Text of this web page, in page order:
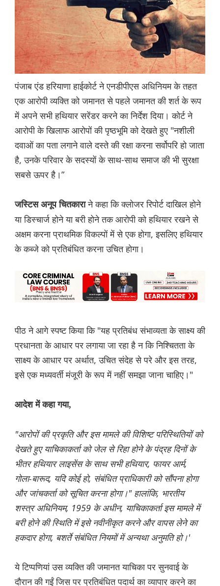
पंजाब एंड हरियाणा हाईकोर्ट ने एनडीपीएस अधिनियम के तहत
एक आरोपी व्यक्ति को जमानत से पहले जमानत की शर्त के रूप
में अपने सभी हथियार सरेंडर करने का निर्देश दिया। कोर्ट ने
आरोपी के खिलाफ आरोपों की पृष्ठभूमि को देखते हुए "नशीली
दवाओं का पता लगाने वाले दस्ते की रक्षा करना सर्वोपरि हो जाता
है, उनके परिवार के सदस्यों के साथ-साथ समाज की भी सुरक्षा
सबसे ऊपर है।”
जस्टिस अनूप चितकाराने कहा कि क्लोजर रिपोर्ट दाखिल होने
या डिस्चार्ज होने या बरी होने तक आरोपी को हथियार रखने से
अक्षम करना प्राथमिक विकल्पों में से एक होगा, इसलिए हथियार
के कब्जे को प्रतिबंधित करना उचित होगा।
पीठ ने आगे स्पष्ट किया कि "यह प्रतिबंध संभाव्यता के साक्ष्य की
प्रधानता के आधार पर लगाया जा रहा है न कि निश्चितता के
साक्ष्य के आधार पर अर्थात, उचित संदेह से परे और इस तरह,
इसे एक मध्यवर्ती मंजूरी के रूप में नहीं समझा जाना चाहिए।"
आदेश में कहा गया,
"आरोपों की प्रकृति और इस मामले की विशिष्ट परिस्थितियों को
देखते हुए याचिकाकर्ता को जेल से रिहा होने के पंद्रह दिनों के
भीतर हथियार लाइसेंस के साथ सभी हथियार, फायर आर्म,
गोला-बारूद, यदि कोई हो, संबंधित प्राधिकारी को सौंपना होगा
और जांचकर्ता को सूचित करना होगा।" हालांकि, भारतीय
शस्त्र अधिनियम, 1959 के अधीन, याचिकाकर्ता इस मामले में
बरी होने की स्थिति में इसे नवीनीकृत करने और वापस लेने का
हकदार होगा, बशर्ते संबंधित नियमों में अन्यथा अनुमति हो।'
ये टिप्पणियां उस व्यक्ति की जमानत याचिका पर सुनवाई के
दौरान की गईं जिस पर प्रतिबंधित पदार्थ का व्यापार करने का